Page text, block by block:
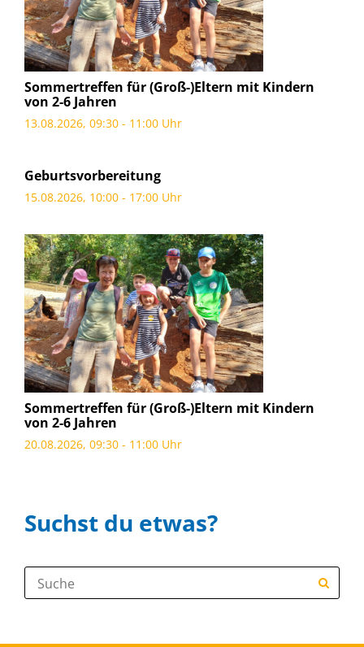
Sommertreffen für (Groß-)Eltern mit Kindern
von 2-6 Jahren
13.08.2026, 09:30 - 11:00 Uhr
Geburtsvorbereitung
15.08.2026, 10:00 - 17:00 Uhr
Sommertreffen für (Groß-)Eltern mit Kindern
von 2-6 Jahren
20.08.2026, 09:30 - 11:00 Uhr
Suchst du etwas?
Suche: